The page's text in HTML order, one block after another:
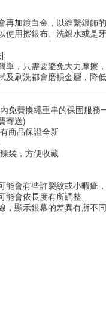
再加鍍白金，以維繫銀飾
使用擦銀布、洗銀水或是
單，只需要避免大力摩擦
及刷洗都會磨損金層，降
免費換繩重串的保固服務
寄送)
商品保證全新
袋，方便收藏
會有些許裂紋或小暇疵
能會依長度有所調整
，顯示銀幕的差異有所不同